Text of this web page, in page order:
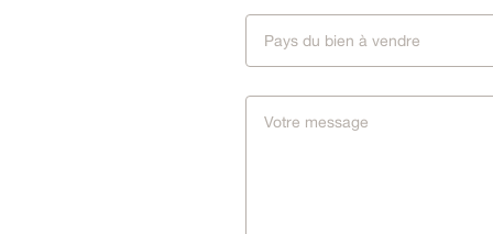
Pays du bien à vendre